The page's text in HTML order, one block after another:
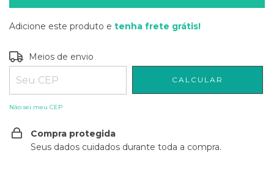
Adicione este produto e tenha frete grátis!
Entregas para o CEP:
Meios de envio
CALCULAR
Não sei meu CEP
Compra protegida
Seus dados cuidados durante toda a compra.